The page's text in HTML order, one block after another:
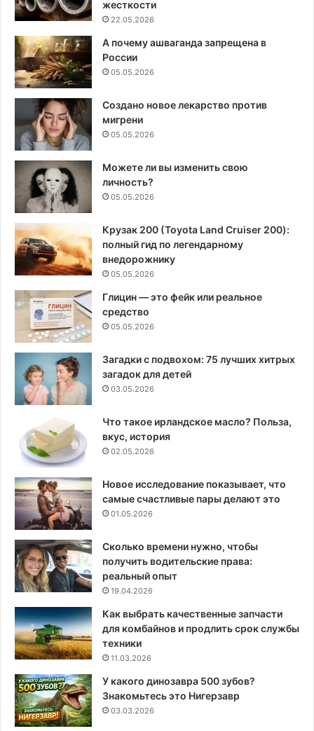
жесткости
22.05.2026
А почему ашваганда запрещена в
России
05.05.2026
Создано новое лекарство против
мигрени
05.05.2026
Можете ли вы изменить свою
личность?
05.05.2026
Крузак 200 (Toyota Land Cruiser 200):
полный гид по легендарному
внедорожнику
05.05.2026
Глицин — это фейк или реальное
средство
05.05.2026
Загадки с подвохом: 75 лучших хитрых
загадок для детей
03.05.2026
Что такое ирландское масло? Польза,
вкус, история
02.05.2026
Новое исследование показывает, что
самые счастливые пары делают это
01.05.2026
Сколько времени нужно, чтобы
получить водительские права:
реальный опыт
19.04.2026
Как выбрать качественные запчасти
для комбайнов и продлить срок службы
техники
11.03.2026
У какого динозавра 500 зубов?
Знакомьтесь это Нигерзавр
03.03.2026